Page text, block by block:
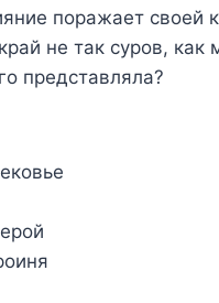
поражает своей
не так суров, как
представляла?